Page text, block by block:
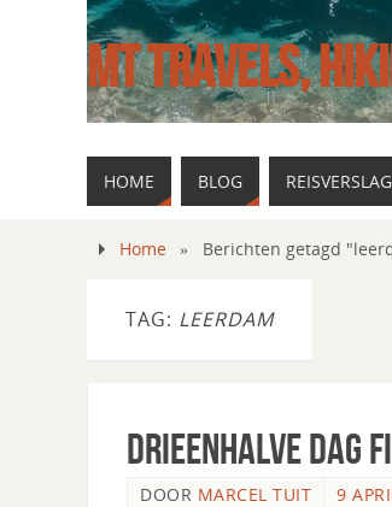
MT TRAVELS,
HOME BLOG
Home » Berichten getagd
TAG: LEERDAM
Drieenhalve dag
DOOR MARCEL TUIT
9